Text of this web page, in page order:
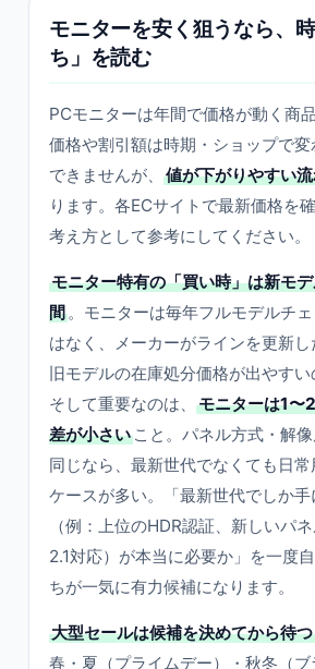
モニターを安く狙うなら、
ち」を読む
PCモニターは年間で価格が動く商
価格や割引額は時期・ショップで
できませんが、
値が下がりやすい
ります。各ECサイトで最新価格を
考え方として参考にしてください。
モニター特有の「買い時」は新モ
間。モニターは毎年フルモデルチ
はなく、メーカーがラインを更新
旧モデルの在庫処分価格が出やすい
そして重要なのは、
モニターは1〜
差が小さい こと。パネル方式・解
同じなら、最新世代でなくても日
ケースが多い。「最新世代でしか
（例：上位のHDR認証、新しいパ
2.1対応）が本当に必要か」を一度
ちが一気に有力候補になります。
大型セールは候補を決めてから待つ
春・夏（プライムデー）・秋冬（